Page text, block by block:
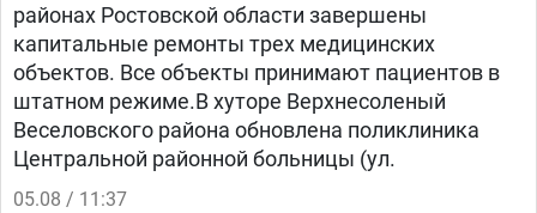
районах Ростовской области завершены
капитальные ремонты трех медицинских
объектов. Все объекты принимают пациентов в
штатном режиме.В хуторе Верхнесоленый
Веселовского района обновлена поликлиника
Центральной районной больницы (ул.
05.08 / 11:37